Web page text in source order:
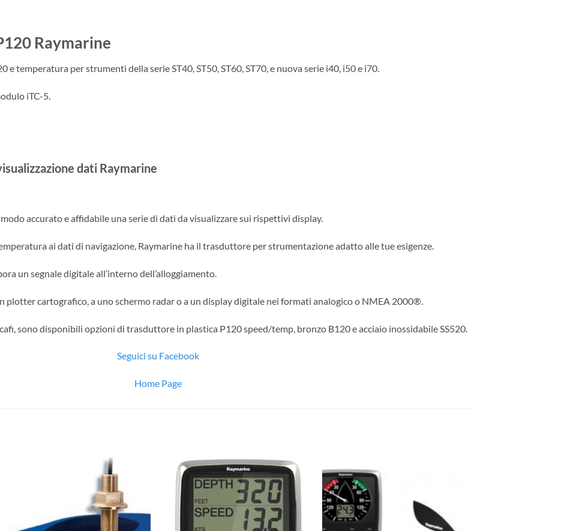
Raymarine
e temperatura per strumenti della serie ST40, ST50, ST60, ST70, e nuova serie i40, i50 e i70.
iTC-5.
dati Raymarine
accurato e affidabile una serie di dati da visualizzare sui rispettivi display.
ai dati di navigazione, Raymarine ha il trasduttore per strumentazione adatto alle tue esigenze.
un segnale digitale all’interno dell’alloggiamento.
plotter cartografico, a uno schermo radar o a un display digitale nei formati analogico o NMEA 2000®.
sono disponibili opzioni di trasduttore in plastica P120 speed/temp, bronzo B120 e acciaio inossidabile SS520.
Seguici su Facebook
Home Page
alla lista
desideri
Aggiungi
alla lista
desideri